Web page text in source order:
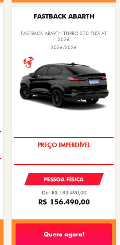
FASTBACK ABARTH
FASTBACK ABARTH TURBO 270 FLEX AT
2026
2026/2026
SAIA DE FIAT 0KM
PESSOA FÍSICA
De: R$ 183.490,00
R$ 156.490,00
Quero agora!